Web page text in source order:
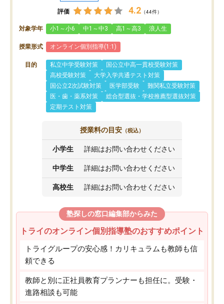
評価 4.2 （44件）
対象学年 小1～小6 中1～中3 高1～高3 浪人生
授業形式 オンライン個別指導(1:1)
目的 私立中学受験対策
国公立中高一貫校受験対策
高校受験対策
大学入学共通テスト対策
国公立2次試験対策
医学部受験
難関私立受験対策
医・歯・薬系対策
総合型選抜・学校推薦型選抜対策
定期テスト対策
授業料の目安 （税込）
小学生 詳細はお問い合わせください
中学生 詳細はお問い合わせください
高校生 詳細はお問い合わせください
塾探しの窓口編集部からみた
トライのオンライン個別指導塾のおすすめポイント
トライグループの安心感！カリキュラムも教師も信
頼できる
教師と別に正社員教育プランナーも担任に。受験・
進路相談も可能